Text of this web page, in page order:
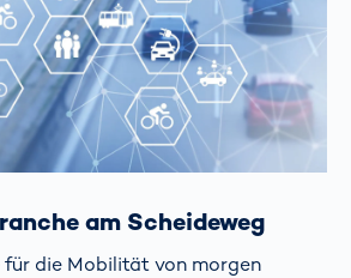
am Scheideweg
für die Mobilität von morgen